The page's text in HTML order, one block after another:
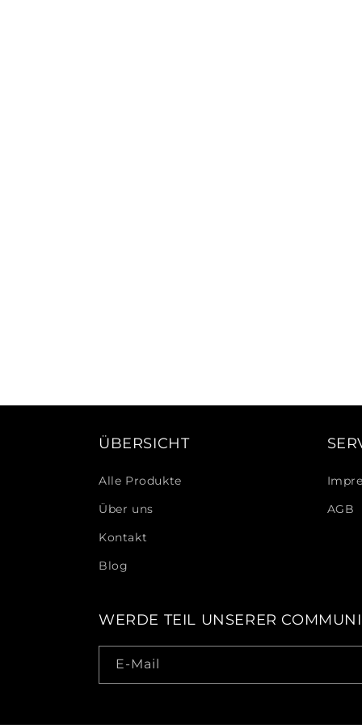
ÜBERSICHT
Alle Produkte
Über uns
Kontakt
Blog
AGB
WERDE TEIL UNSERER
E-Mail